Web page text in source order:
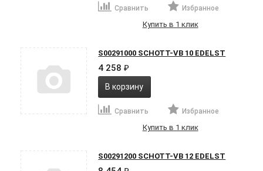
Сравнить Избранное
Купить в 1 клик
S00291000 SCHOTT-VB 10 EDELST
4 258₽
В корзину
Сравнить Избранное
Купить в 1 клик
S00291200 SCHOTT-VB 12 EDELST